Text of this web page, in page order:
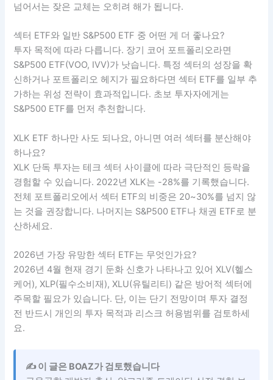
넘어서는 잦은 교체는 오히려 해가 됩니다.
섹터 ETF와 일반 S&P500 ETF 중 어떤 게 더 좋나요?
투자 목적에 따라 다릅니다. 장기 코어 포트폴리오라면
S&P500 ETF(VOO, IVV)가 낫습니다. 특정 섹터의 성장을 확
신하거나 포트폴리오 헤지가 필요하다면 섹터 ETF를 일부 추
가하는 위성 전략이 효과적입니다. 초보 투자자에게는
S&P500 ETF를 먼저 추천합니다.
XLK ETF 하나만 사도 되나요, 아니면 여러 섹터를 분산해야
하나요?
XLK 단독 투자는 테크 섹터 사이클에 따라 극단적인 등락을
경험할 수 있습니다. 2022년 XLK는 -28%를 기록했습니다.
전체 포트폴리오에서 섹터 ETF의 비중은 20~30%를 넘지 않
는 것을 권장합니다. 나머지는 S&P500 ETF나 채권 ETF로 분
산하세요.
2026년 가장 유망한 섹터 ETF는 무엇인가요?
2026년 4월 현재 경기 둔화 신호가 나타나고 있어 XLV(헬스
케어), XLP(필수소비재), XLU(유틸리티) 같은 방어적 섹터에
주목할 필요가 있습니다. 단, 이는 단기 전망이며 투자 결정
전 반드시 개인의 투자 목적과 리스크 허용범위를 검토하세
요.
✍️ 이 글은 BOAZ가 검토했습니다